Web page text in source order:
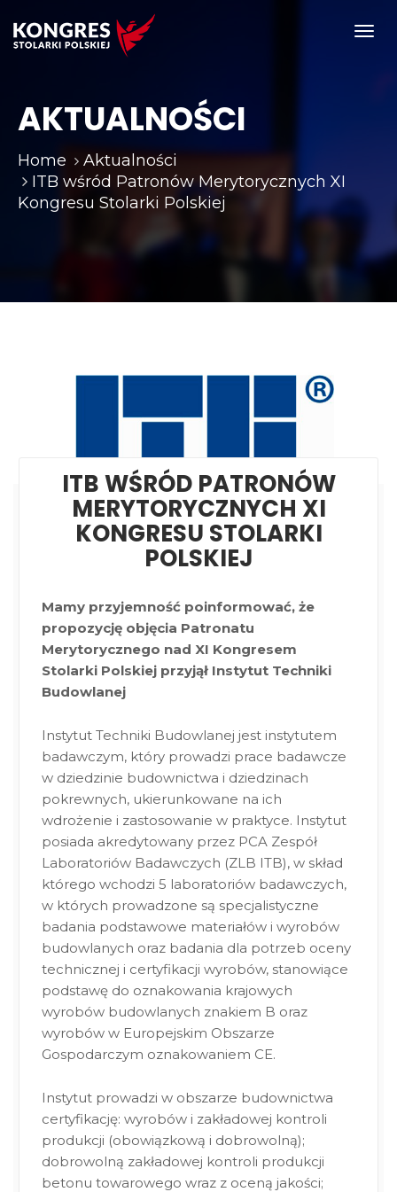
AKTUALNOŚCI
Home
Aktualności
ITB wśród Patronów Merytorycznych XI
Kongresu Stolarki Polskiej
ITB WŚRÓD PATRONÓW
MERYTORYCZNYCH XI
KONGRESU STOLARKI
POLSKIEJ
Mamy przyjemność poinformować, że
propozycję objęcia Patronatu
Merytorycznego nad XI Kongresem
Stolarki Polskiej przyjął Instytut Techniki
Budowlanej
Instytut Techniki Budowlanej jest instytutem
badawczym, który prowadzi prace badawcze
w dziedzinie budownictwa i dziedzinach
pokrewnych, ukierunkowane na ich
wdrożenie i zastosowanie w praktyce. Instytut
posiada akredytowany przez PCA Zespół
Laboratoriów Badawczych (ZLB ITB), w skład
którego wchodzi 5 laboratoriów badawczych,
w których prowadzone są specjalistyczne
badania podstawowe materiałów i wyrobów
budowlanych oraz badania dla potrzeb oceny
technicznej i certyfikacji wyrobów, stanowiące
podstawę do oznakowania krajowych
wyrobów budowlanych znakiem B oraz
wyrobów w Europejskim Obszarze
Gospodarczym oznakowaniem CE.
Instytut prowadzi w obszarze budownictwa
certyfikację: wyrobów i zakładowej kontroli
produkcji (obowiązkową i dobrowolną);
dobrowolną zakładowej kontroli produkcji
betonu towarowego wraz z oceną jakości;